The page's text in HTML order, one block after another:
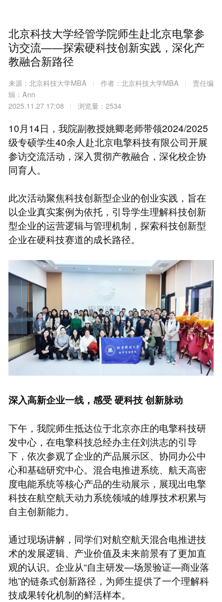
北京科技大学经管学院师生赴北京电擎参
访交流——探索硬科技创新实践，深化产
教融合新路径
来源：北京科技大学MBA 作者：北京科技大学MBA
责任编
辑：Ann
2025.11.27 17:08
浏览量：2534
10月14日，我院副教授姚卿老师带领2024/2025
级专硕学生40余人赴北京电擎科技有限公司开展
参访交流活动，深入贯彻产教融合，深化校企协
同育人。
此次活动聚焦科技创新型企业的创业实践，旨在
以企业真实案例为依托，引导学生理解科技创新
型企业的运营逻辑与管理机制，探索科技创新型
企业在硬科技赛道的成长路径。
深入高新企业一线，感受硬科技创新脉动
下午，我院师生抵达位于北京亦庄的电擎科技研
发中心，在电擎科技总经办主任刘洪志的引导
下，依次参观了企业的产品展示区、协同办公中
心和基础研究中心。混合电推进系统、航天高密
度电能系统等核心产品的生动展示，展现出电擎
科技在航空航天动力系统领域的雄厚技术积累与
自主创新能力。
通过现场讲解，同学们对航空航天混合电推进技
术的发展逻辑、产业价值及未来前景有了更加直
观的认识。企业从“自主研发—场景验证—商业落
地”的链条式创新路径，为师生提供了一个理解科
技成果转化机制的鲜活样本。